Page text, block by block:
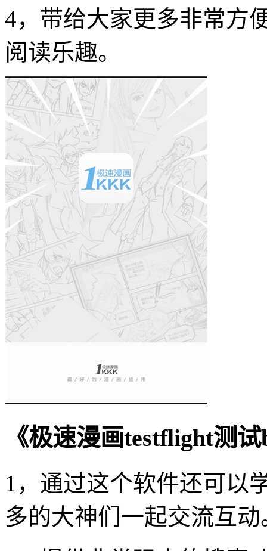
4，带给大家更多非常方
阅读乐趣。
《极速漫画testflight测
1，通过这个软件还可以
多的大神们一起交流互动